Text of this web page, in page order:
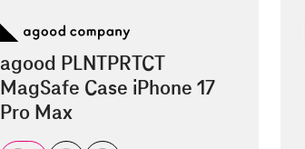
agood PLNTPRTCT
MagSafe Case iPhone 17
Pro Max